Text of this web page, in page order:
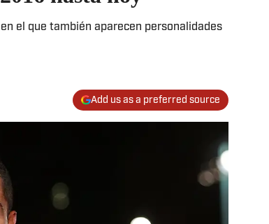
el que también aparecen personalidades
Add us as a preferred source